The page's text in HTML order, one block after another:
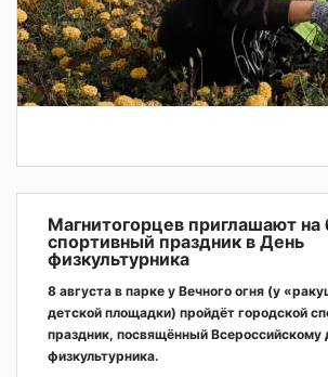
Магнитогорцев приглашают
спортивный праздник в День
физкультурника
8 августа в парке у Вечного огня (у
детской площадки) пройдёт городской
праздник, посвящённый Всероссийскому
физкультурника.